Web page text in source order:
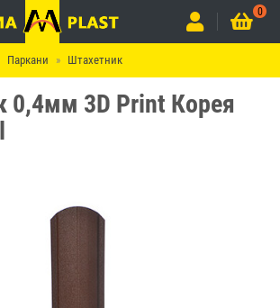
0
Паркани Штахетник
0,4мм 3D Print Корея